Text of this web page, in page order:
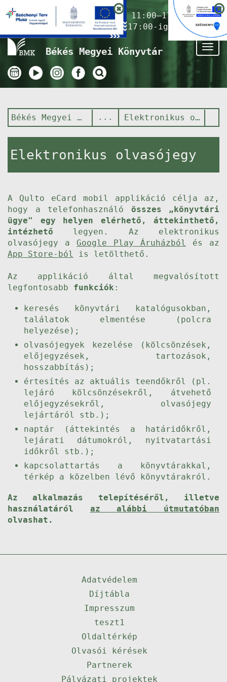
Nyitvatartás ma:11:00–17:00
(Gyermekkönyvtár 17:00-ig)
Békés Megyei Könyvtár
Békés Megyei Könyvtár Elektronikus olvasójegy
Elektronikus olvasójegy
A Qulto eCard mobil applikáció célja az,
hogy a telefonhasználó összes „könyvtári
ügye" egy helyen elérhető, áttekinthető,
intézhető legyen. Az elektronikus
olvasójegy a Google Play Áruházból
és az
App Store-ból
is letölthető.
Az applikáció által megvalósított
legfontosabb funkciók :
keresés könyvtári katalógusokban,
találatok elmentése (polcra
helyezése);
olvasójegyek kezelése (kölcsönzések,
előjegyzések, tartozások,
hosszabbítás);
értesítés az aktuális teendőkről (pl.
lejáró kölcsönzésekről, átvehető
előjegyzésekről, olvasójegy
lejártáról stb.);
naptár (áttekintés a határidőkről,
lejárati dátumokról, nyitvatartási
időkről stb.);
kapcsolattartás a könyvtárakkal,
térkép a közelben lévő könyvtárakról.
Az alkalmazás telepítéséről, illetve
használatáról az alábbi útmutatóban
olvashat.
Adatvédelem
Díjtábla
Impresszum
teszt1
Oldaltérkép
Olvasói kérések
Partnerek
Pályázati projektek